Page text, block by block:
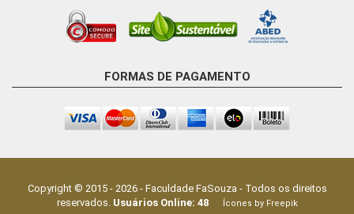
FORMAS DE PAGAMENTO
Copyright © 2015 - 2026- Faculdade FaSouza - Todos os direitos
reservados. Usuários Online: 48Ícones by Freepik